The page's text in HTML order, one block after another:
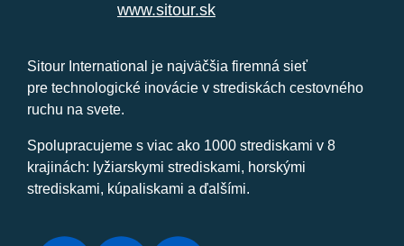
www.sitour.sk
Sitour International je najväčšia firemná sieť
pre technologické inovácie v strediskách cestovného
ruchu na svete.
Spolupracujeme s viac ako 1000 strediskami v 8
krajinách: lyžiarskymi strediskami, horskými
strediskami, kúpaliskami a ďalšími.